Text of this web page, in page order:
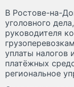
В Ростове-на-
уголовного
руководителя
уплаты налогов
платёжных
региональное